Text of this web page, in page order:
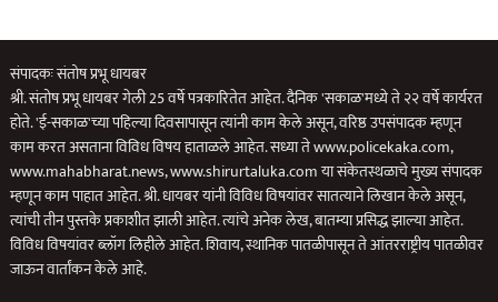
संपादकः संतोष प्रभू धायबर
श्री. संतोष प्रभू धायबर गेली 25 वर्षे पत्रकारितेत आहेत. दैनिक 'सकाळ'मध्ये ते २२ वर्षे कार्यरत
होते. 'ई-सकाळ'च्या पहिल्या दिवसापासून त्यांनी काम केले असून, वरिष्ठ उपसंपादक म्हणून
काम करत असताना विविध विषय हाताळले आहेत. सध्या ते www.policekaka.com,
www.mahabharat.news, www.shirurtaluka.com या संकेतस्थळाचे मुख्य संपादक
म्हणून काम पाहात आहेत. श्री. धायबर यांनी विविध विषयांवर सातत्याने लिखान केले असून,
त्यांची तीन पुस्तके प्रकाशीत झाली आहेत. त्यांचे अनेक लेख, बातम्या प्रसिद्ध झाल्या आहेत.
विविध विषयांवर ब्लॉग लिहीले आहेत. शिवाय, स्थानिक पातळीपासून ते आंतरराष्ट्रीय पातळीवर
जाऊन वार्तांकन केले आहे.